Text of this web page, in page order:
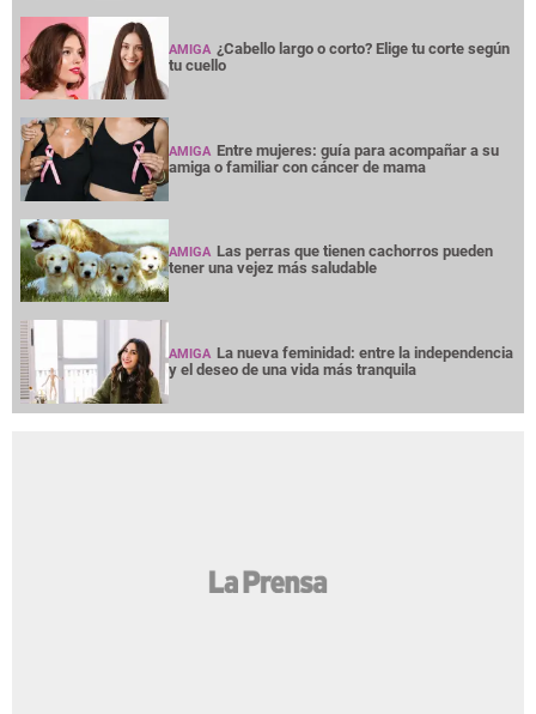
AMIGA ¿Cabello largo o corto? Elige tu corte según
tu cuello
AMIGA Entre mujeres: guía para acompañar a su
amiga o familiar con cáncer de mama
AMIGA Las perras que tienen cachorros pueden
tener una vejez más saludable
AMIGA La nueva feminidad: entre la independencia
y el deseo de una vida más tranquila